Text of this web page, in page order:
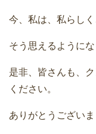
今、私は、私らし
そう思えるようにな
是非、皆さんも、
ください。
ありがとうございま